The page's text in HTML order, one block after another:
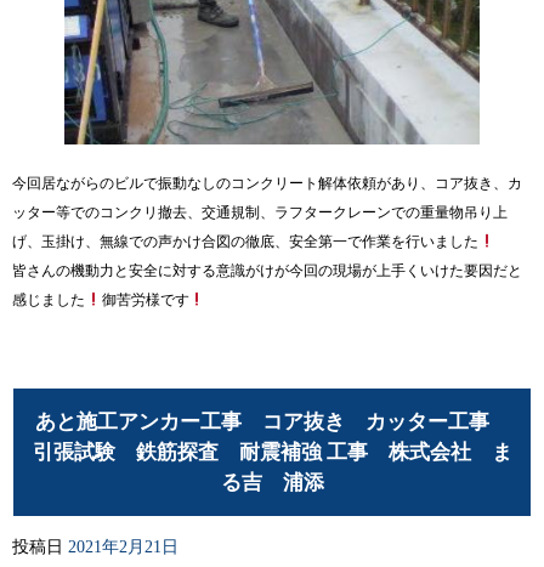
今回居ながらのビルで振動なしのコンクリート解体依頼があり、コア抜き、カ
ッター等でのコンクリ撤去、交通規制、ラフタークレーンでの重量物吊り上
げ、玉掛け、無線での声かけ合図の徹底、安全第一で作業を行いました
皆さんの機動力と安全に対する意識がけが今回の現場が上手くいけた要因だと
感じました
御苦労様です
あと施工アンカー工事 コア抜き カッター工事
引張試験 鉄筋探査 耐震補強 工事 株式会社 ま
る吉 浦添
投稿日 2021年2月21日